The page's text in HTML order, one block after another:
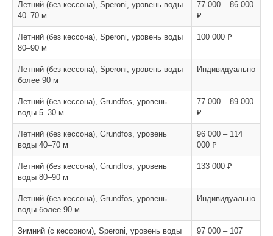
Летний (без кессона), Speroni, уровень воды
40–70 м
77 000 – 86 000
₽
Летний (без кессона), Speroni, уровень воды
80–90 м
100 000 ₽
Летний (без кессона), Speroni, уровень воды
более 90 м
Индивидуально
Летний (без кессона), Grundfos, уровень
воды 5–30 м
77 000 – 89 000
₽
Летний (без кессона), Grundfos, уровень
воды 40–70 м
96 000 – 114
000 ₽
Летний (без кессона), Grundfos, уровень
воды 80–90 м
133 000 ₽
Летний (без кессона), Grundfos, уровень
воды более 90 м
Индивидуально
Зимний (с кессоном), Speroni, уровень воды
97 000 – 107